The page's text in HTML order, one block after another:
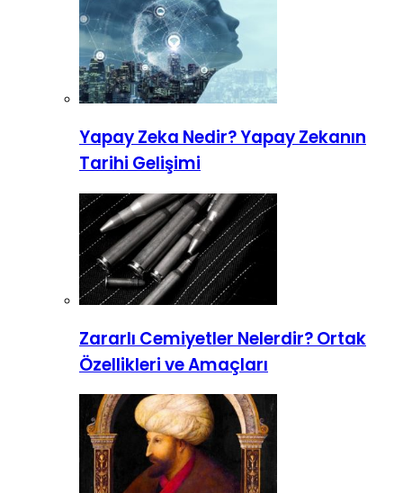
Yapay Zeka Nedir? Yapay Zekanın
Tarihi Gelişimi
Zararlı Cemiyetler Nelerdir? Ortak
Özellikleri ve Amaçları